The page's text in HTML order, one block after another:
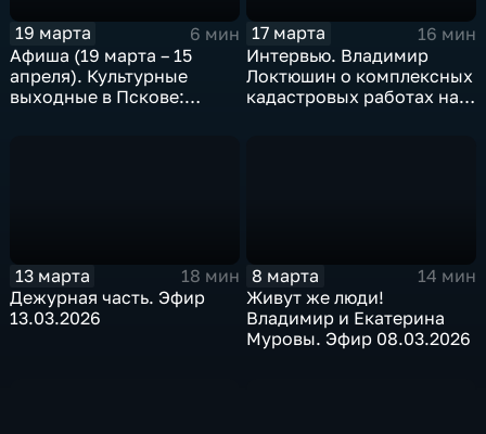
19 марта
6 мин
Афиша (19 марта – 15
апреля). Культурные
выходные в Пскове:
17 марта
16 мин
Интервью. Владимир
Локтюшин о комплексных
кадастровых работах на
13 марта
18 мин
Дежурная часть. Эфир
13.03.2026
8 марта
14 мин
Живут же люди!
Владимир и Екатерина
Муровы. Эфир 08.03.2026